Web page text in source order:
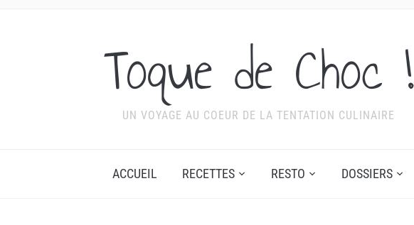
Toque de Choc !
UN VOYAGE AU COEUR DE LA TENTATION CULINAIRE
ACCUEIL RECETTES RESTO DOSSIERS